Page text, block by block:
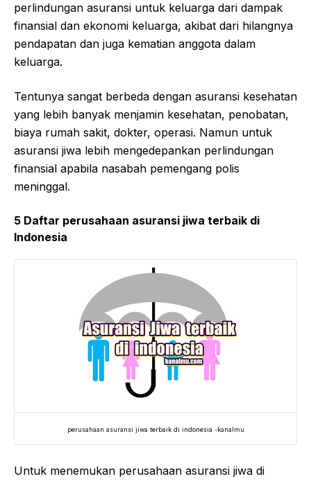
perlindungan asuransi untuk keluarga dari dampak
finansial dan ekonomi keluarga, akibat dari hilangnya
pendapatan dan juga kematian anggota dalam
keluarga.
Tentunya sangat berbeda dengan asuransi kesehatan
yang lebih banyak menjamin kesehatan, penobatan,
biaya rumah sakit, dokter, operasi. Namun untuk
asuransi jiwa lebih mengedepankan perlindungan
finansial apabila nasabah pemengang polis
meninggal.
5 Daftar perusahaan asuransi jiwa terbaik di
Indonesia
perusahaan asuransi jiwa terbaik di indonesia -kanalmu
Untuk menemukan perusahaan asuransi jiwa di